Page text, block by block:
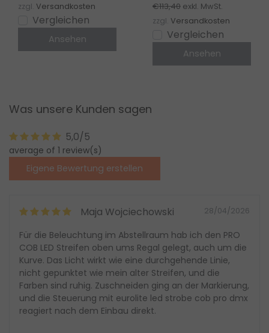
zzgl. Versandkosten
Vergleichen
Ansehen
€113,40 exkl. MwSt.
zzgl. Versandkosten
Vergleichen
Ansehen
Was unsere Kunden sagen
5,0/5
average of 1 review(s)
Eigene Bewertung erstellen
Maja Wojciechowski 28/04/2026
Für die Beleuchtung im Abstellraum hab ich den PRO
COB LED Streifen oben ums Regal gelegt, auch um die
Kurve. Das Licht wirkt wie eine durchgehende Linie,
nicht gepunktet wie mein alter Streifen, und die
Farben sind ruhig. Zuschneiden ging an der Markierung,
und die Steuerung mit eurolite led strobe cob pro dmx
reagiert nach dem Einbau direkt.